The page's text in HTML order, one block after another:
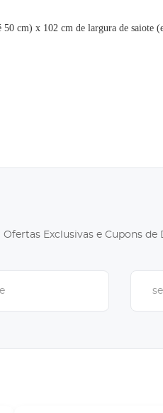
50 cm) x 102 cm de largura de saiote
Ofertas Exclusivas e Cupons